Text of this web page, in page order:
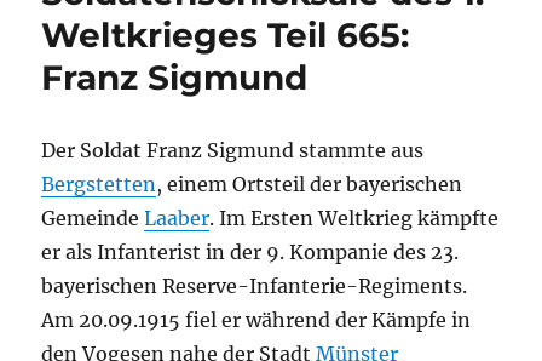
Weltkrieges Teil 665:
Franz Sigmund
Der Soldat Franz Sigmund stammte aus
Bergstetten , einem Ortsteil der bayerischen
GemeindeLaaber. Im Ersten Weltkrieg kämpfte
er als Infanterist in der 9. Kompanie des 23.
bayerischen Reserve-Infanterie-Regiments.
Am 20.09.1915 fiel er während der Kämpfe in
den Vogesen nahe der StadtMünster